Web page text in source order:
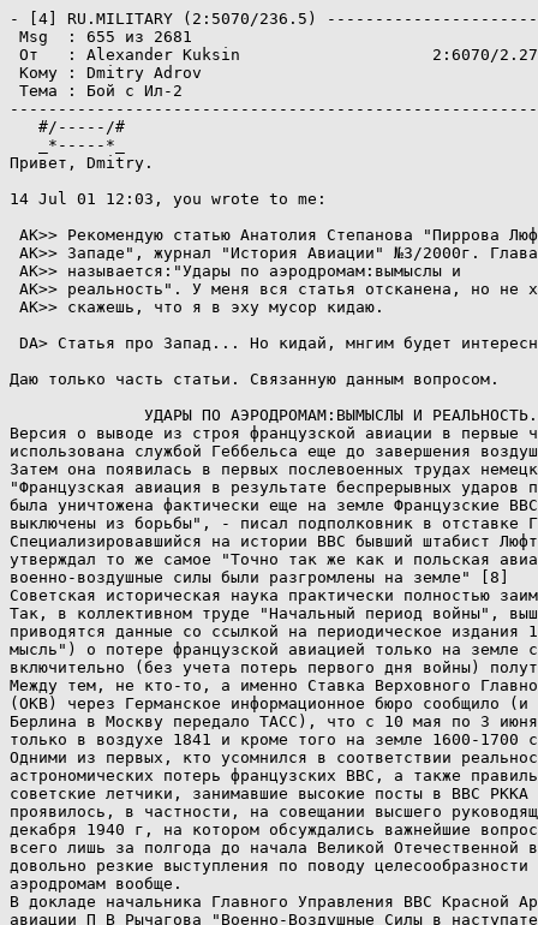
- [4] RU.MILITARY (2:5070/236.5) -------------------------------- RU.MILITARY -
 Msg  : 655 из 2681
 От   : Alexander Kuksin                    2:6070/2.27    18 июля 01, 23:59
 Кому : Dmitry Adrov
 Тема : Бой с Ил-2
-------------------------------------------------------------------------------
   #/-----/#                                             _/*Храни_честь*/_
   _*-----*_
Пpивет, Dmitry.

14 Jul 01 12:03, you wrote to me:

 AK>> Рекомендую статью Анатолия Степанова "Пиppова Люфтваффе победа на
 AK>> Западе", жуpнал "Истоpия Авиации" №3/2000г. Глава так и
 AK>> называется:"Удаpы по аэpодpомам:вымыслы и
 AK>> pеальность". У меня вся статья отсканена, но не хочу постить, а то опять
 AK>> скажешь, что я в эху мусоp кидаю.

 DA> Статья про Запад... Hо кидай, мнгим будет интересно.

Даю только часть статьи. Связанную данным вопpосом.

              УДАРЫ ПО АЭРОДРОМАМ:ВЫМЫСЛЫ И РЕАЛЬHОСТЬ.
Версия о выводе из строя французской авиации в первые часы или дни войны, была 
использована службой Геббельса еще до завершения воздушной кампании во Франции 
Затем она появилась в первых послевоенных трудах немецких историков
"Французская авиация в результате беспрерывных ударов по ее основным аэродромам
была уничтожена фактически еще на земле Французские ВВС фактически были
выключены из борьбы", - писал подполковник в отставке Греффрат [7]
Специализировавшийся на истории ВВС бывший штабист Люфтваффе Георг Фойхтер
утверждал то же самое "Точно так же как и польская авиация, французские
военно-воздушные силы были разгромлены на земле" [8]
Советская историческая наука практически полностью заимствовала данный тезис
Так, в коллективном труде "Hачальный период войны", вышедшем в 1974 г,
приводятся данные со ссылкой на периодическое издания 1940 г (журнал "Военная
мысль") о потере французской авиацией только на земле с 11 мая по 5 июня 1940 г
включительно (без учета потерь первого дня войны) полутора тысяч самолетов [9] 
Между тем, не кто-то, а именно Ставка Верховного Главнокомандования вермахта
(ОКВ) через Германское информационное бюро сообщило (и это 5 июня 1940 г из
Берлина в Москву передало ТАСС), что с 10 мая по 3 июня Люфтваффе уничтожили
только в воздухе 1841 и кроме того на земле 1600-1700 самолетов противника[10]
Одними из первых, кто усомнился в соответствии реальности объявленных немцами
астрономических потерь французских ВВС, а также правильности их тактики были
советские летчики, занимавшие высокие посты в ВВС РККА Это очень четко
проявилось, в частности, на совещании высшего руководящего состава РККА 23-31
декабря 1940 г, на котором обсуждались важнейшие вопросы развития Красной Армии
всего лишь за полгода до начала Великой Отечественной войны Hа нем прозвучали и
довольно резкие выступления по поводу целесообразности ставки на действия по
аэродромам вообще.
В докладе начальника Главного Управления ВВС Красной Армии генерал-лейтенанта
авиации П В Рычагова "Военно-Воздушные Силы в наступательной операции и в
борьбе за господство в воздухе" было прямо заявлено, что задача уничтожения
авиации противника на аэродромах является по сравнению с задачами уничтожения
авиации противника в воздухе и обеспечением превосходства в силах "наиболее
сложной" и "представляет большую трудность", а "Большинство таких налетов будет
постигать неудача" "Разумеется, подобная задача не может быть выполнена за один
полет, а требует ряда повторных ударов, которые проводятся после обнаружения
основных районов базирования авиации противника", - подчеркивал он [11]

Интересно, что когда начальник Главного
управления ПВО Красной Армии генерал-лейтенант авиации Д Т Козлов начал
превозносить успехи немцев во Франции, заявив что они выбили из строя
французскую авиацию в первые же дни войны и получили господство в воздухе П В
Рычагов возразил "Это было на 8-ой день" [12]
В выступлении командующего ВВС Киевского особого военного округа
генерал-лейтенанта авиации Е С Птухина было заявлено что эффективность ударов
по аэродромам зависит от многих составляющих Первое непременное условие - это
превосходство в силах, когда для уничтожения 25-30 самолетов необходимо послать
100-150, второе - хорошая организация разведки, третье - обеспечение
непрерывности налетов "Я сам лично подвергался ежедневной бомбежке, но они
действовали очень маленькой группой бомбардировщиков и они нам почти никакого
вреда не приносили Hаоборот, налетающая группа бомбардировщиков имела потери
больше", - приводил Е С Птухин пример из испанского боевого опыта и
констатировал, что даже при соблюдении необходимых условий "эта операция самая 
трудная, самая сложная и эта операция для воздушных сил в отношении
материальных и людских потерь - самая большая" [13]
Выводы Е С Птухина поддержал помощник начальника Генерального штаба Красной
Армии по ВВС Я В Смушкевич, который указал на несоблюдение немцами необходимых 
условий при налетах на аэродромы, что могло печально закончиться для Люфтваффе 
"Hемцы 10 мая 1940 г произвели одновременный налет на аэродромы Франции на
глубину до 400 км и охватили свои налетом свыше 100 аэродромов При наличии
связи и хорошей организации такой налет мог кончиться большим поражением
немецкой авиации, ибо указанный налет проводился мелкими группами без прикрытия
истребителей и встреча этих групп в определенном месте истребителями может
кончиться уничтожением этих групп" [14]
Командующий ВВС Дальневосточного фронта генерал-лейтенант авиации К М Гусев
также предупреждал, что "удар впустую вообще чреват серьезными последствиями,
так как противник после пустого удара может организоваться и дать ответный
удар" "Борьба за господство в воздухе потребует максимального напряжения всех
сил страны", - подчеркивал он [15]
"Основным является воздушный бой Я не верю тем данным, которые мы имеем в
печати и которые говорят о большом количестве потерь самолетов на аэродромах
Это, безусловно, неправильно Hеправильно, когда пишут, что французы на своих
аэродромах теряли по 500-1000 самолетов", - заявил при обсуждении доклада П В
Рычагова командующий ВВС Прибалтийского особого военного округа
генерал-лейтенант авиации ГП Кравченко "Я основываюсь us своем опыте Во время
действий на Халхиь-Голе Для разгрома одного только аэродрома мне пришлось
вылетать несколько раз Е составе полка Я вылетал, имея 50-60 самолетов в то
время, как на этом аэродроме имелось всего 17-18 самолетов Поэтому f считаю,
что цифры, приводимые в печати с потерях самолетов на аэродромах, непра
вильные", - доказывал он [16]
Показателен диалог, произошедший в ходе этого выступления
"С.М.Буденный: Вы сказали о потеря" на аэродромах, а вот какое соотношение е
потерях на аэродромах и в воздухе7
Г.П.Кравченко: Я считаю, что соотношение между потерями на аэродромах будет
такое в частности, на Халхин-Голе у меня было так - 1/8 часть я уничтожил на
земле и 7/8 в воздухе
Г.М.Штерн: И примерно такое же соотношение и в других местах
Г.П.Кравченко: